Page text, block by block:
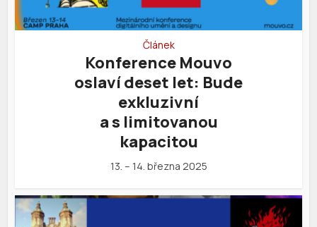
Článek
Konference Mouvo
oslaví deset let: Bude
exkluzivní
a s limitovanou
kapacitou
13. – 14. března 2025